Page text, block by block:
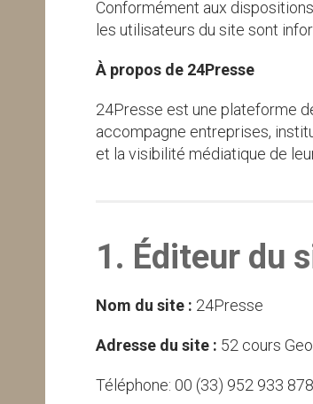
Conformément aux
les utilisateurs du site sont
À propos de 24Presse
24Presse est une plateforme
accompagne entreprises,
et la visibilité médiatique de
1. Éditeur du
Nom du site : 24Presse
Adresse du site : 52 cours
Téléphone: 00 (33) 952 933 878